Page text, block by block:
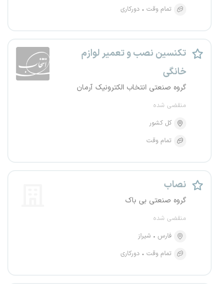
تمام وقت دورکاری
تکنسین نصب و تعمیر لوازم
خانگی
گروه صنعتی انتخاب الکترونیک آرمان
منقضی شده
کل کشور
تمام وقت
نصاب
گروه صنعتی بی باک
منقضی شده
فارس
شیراز
تمام وقت
دورکاری